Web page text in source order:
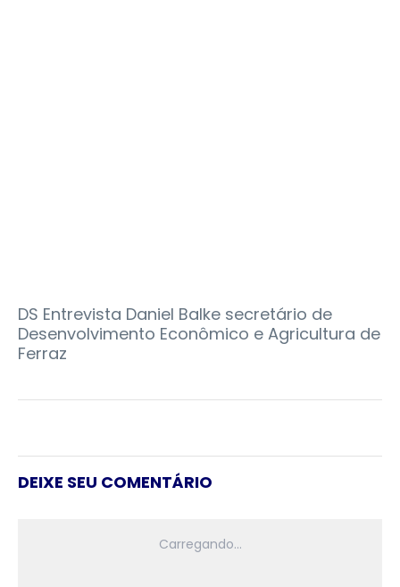
DS Entrevista Daniel Balke secretário de
Desenvolvimento Econômico e Agricultura de
Ferraz
DEIXE SEU COMENTÁRIO